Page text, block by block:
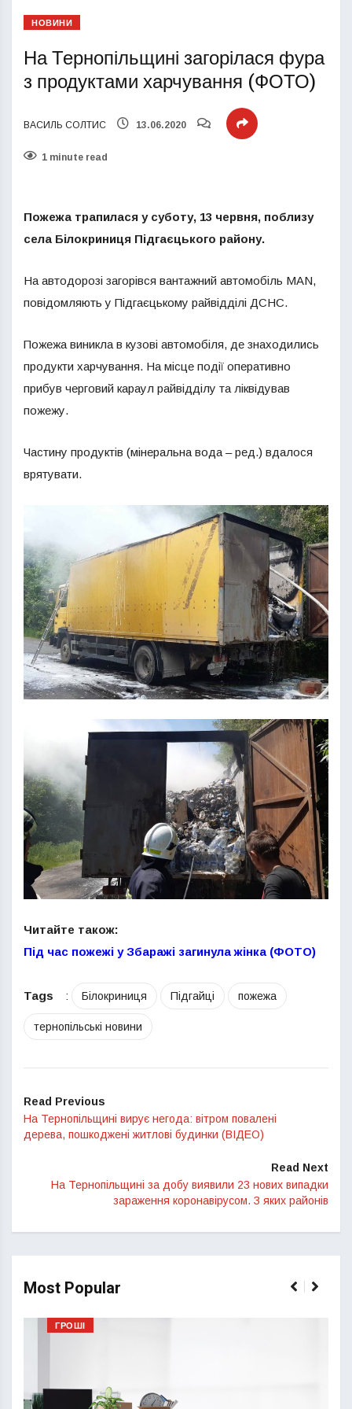
НОВИНИ
На Тернопільщині загорілася фура
з продуктами харчування (ФОТО)
ВАСИЛЬ СОЛТИС 13.06.2020
1 minute read
Пожежа трапилася у суботу, 13 червня, поблизу
села Білокриниця Підгаєцького району.
На автодорозі загорівся вантажний автомобіль MAN,
повідомляють у Підгаєцькому райвідділі ДСНС.
Пожежа виникла в кузові автомобіля, де знаходились
продукти харчування. На місце події оперативно
прибув черговий караул райвідділу та ліквідував
пожежу.
Частину продуктів (мінеральна вода – ред.) вдалося
врятувати.
Читайте також:
Під час пожежі у Збаражі загинула жінка (ФОТО)
Tags : Білокриниця Підгайці пожежа
тернопільські новини
Read Previous
На Тернопільщині вирує негода: вітром повалені
дерева, пошкоджені житлові будинки (ВІДЕО)
Read Next
На Тернопільщині за добу виявили 23 нових випадки
зараження коронавірусом. З яких районів
Most Popular
ГРОШІ